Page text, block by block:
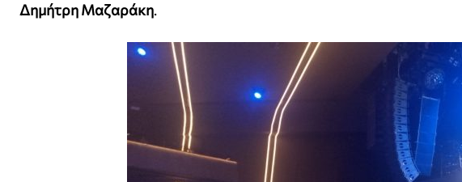
Δημήτρη Μαζαράκη.